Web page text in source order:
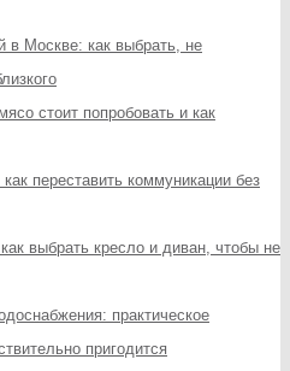
в Москве: как выбрать, не
стоит попробовать и как
переставить коммуникации без
выбрать кресло и диван, чтобы не
практическое
пригодится